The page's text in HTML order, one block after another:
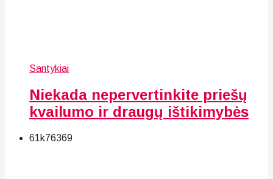
Santykiai
Niekada nepervertinkite priešų
kvailumo ir draugų ištikimybės
61k76369